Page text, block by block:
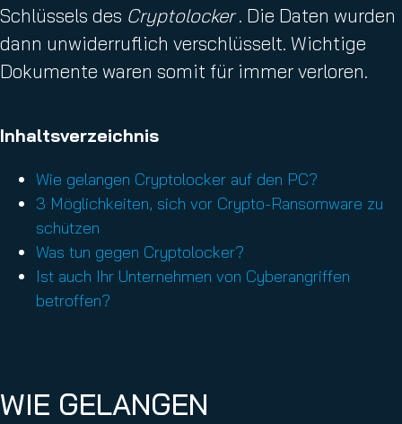
Schlüssels des Cryptolocker. Die Daten wurden
dann unwiderruflich verschlüsselt. Wichtige
Dokumente waren somit für immer verloren.
Inhaltsverzeichnis
Wie gelangen Cryptolocker auf den PC?
3 Möglichkeiten, sich vor Crypto-Ransomware zu
schützen
Was tun gegen Cryptolocker?
Ist auch Ihr Unternehmen von Cyberangriffen
betroffen?
WIE GELANGEN